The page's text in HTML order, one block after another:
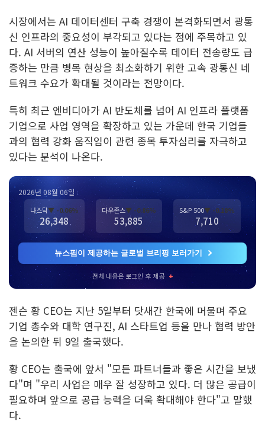
시장에서는 AI 데이터센터 구축 경쟁이 본격화되면서 광통
신 인프라의 중요성이 부각되고 있다는 점에 주목하고 있
다. AI 서버의 연산 성능이 높아질수록 데이터 전송량도 급
증하는 만큼 병목 현상을 최소화하기 위한 고속 광통신 네
트워크 수요가 확대될 것이라는 전망이다.
특히 최근 엔비디아가 AI 반도체를 넘어 AI 인프라 플랫폼
기업으로 사업 영역을 확장하고 있는 가운데 한국 기업들
과의 협력 강화 움직임이 관련 종목 투자심리를 자극하고
있다는 분석이 나온다.
2026년 08월 06일
나스닥▼ -0.06%
26,348
다우존스▼ -0.86%
53,885
S&P 500▼ -0.18%
7,710
뉴스핌이 제공하는 글로벌 브리핑 보러가기
전체 내용은 로그인 후 제공 +
젠슨 황 CEO는 지난 5일부터 닷새간 한국에 머물며 주요
기업 총수와 대학 연구진, AI 스타트업 등을 만나 협력 방안
을 논의한 뒤 9일 출국했다.
황 CEO는 출국에 앞서 "모든 파트너들과 좋은 시간을 보냈
다"며 "우리 사업은 매우 잘 성장하고 있다. 더 많은 공급이
필요하며 앞으로 공급 능력을 더욱 확대해야 한다"고 말했
다.